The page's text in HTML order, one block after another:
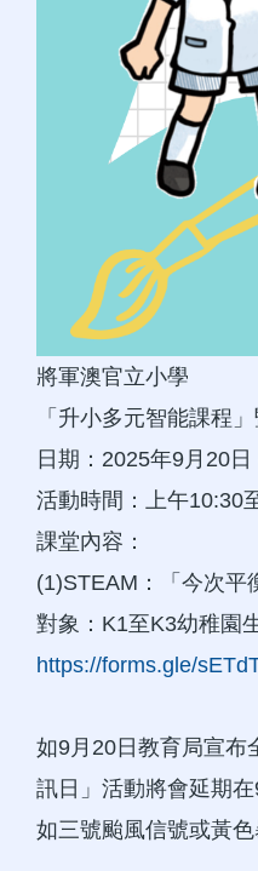
將軍澳官立小學
「升小多元智能課程
日期：2025年9月
活動時間：上午10:30
課堂內容：
(1)STEAM：「今次
對象：K1至K3幼稚園
https://forms.gle/
如9月20日教育局宣布
訊日」活動將會延期
如三號颱風信號或黃